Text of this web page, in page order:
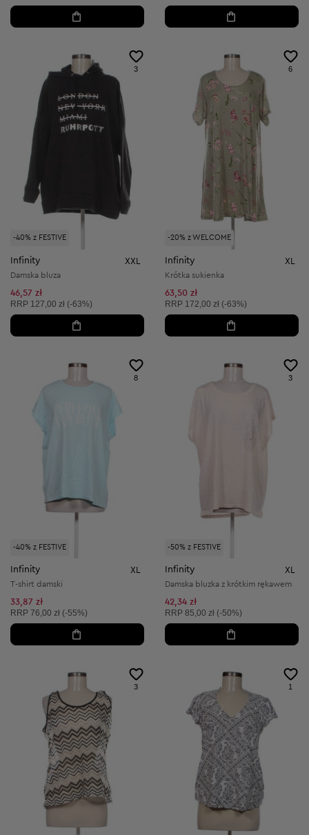
-40% z FESTIVE
3
Infinity XXL
Damska bluza
46,57 zł
Cena sugerowana:
RRP 127,00 zł (-63%)
-20% z WELCOME
6
Infinity XL
Krótka sukienka
63,50 zł
Cena sugerowana:
RRP 172,00 zł (-63%)
-40% z FESTIVE
8
Infinity XL
T-shirt damski
33,87 zł
Cena sugerowana:
RRP 76,00 zł (-55%)
-50% z FESTIVE
3
Infinity XL
Damska bluzka z krótkim rękawem
42,34 zł
Cena sugerowana:
RRP 85,00 zł (-50%)
3 1